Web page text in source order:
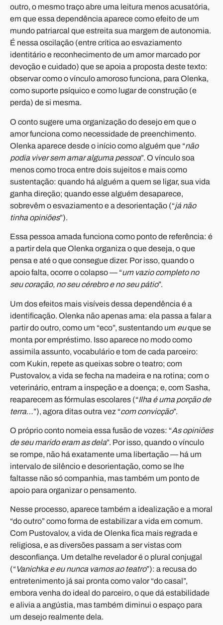
outro, o mesmo traço abre uma leitura menos acusatória,
em que essa dependência aparece como efeito de um
mundo patriarcal que estreita sua margem de autonomia.
É nessa oscilação (entre crítica ao esvaziamento
identitário e reconhecimento de um amor marcado por
devoção e cuidado) que se apoia a proposta deste texto:
observar como o vínculo amoroso funciona, para Olenka,
como suporte psíquico e como lugar de construção (e
perda) de si mesma.
O conto sugere uma organização do desejo em que o
amor funciona como necessidade de preenchimento.
Olenka aparece desde o início como alguém que “não
podia viver sem amar alguma pessoa”. O vínculo soa
menos como troca entre dois sujeitos e mais como
sustentação: quando há alguém a quem se ligar, sua vida
ganha direção; quando esse alguém desaparece,
sobrevêm o esvaziamento e a desorientação (“já não
tinha opiniões”).
Essa pessoa amada funciona como ponto de referência: é
a partir dela que Olenka organiza o que deseja, o que
pensa e até o que consegue dizer. Por isso, quando o
apoio falta, ocorre o colapso — “um vazio completo no
seu coração, no seu cérebro e no seu pátio”.
Um dos efeitos mais visíveis dessa dependência é a
identificação. Olenka não apenas ama: ela passa a falar a
partir do outro, como um “eco”, sustentando um euque se
monta por empréstimo. Isso aparece no modo como
assimila assunto, vocabulário e tom de cada parceiro:
com Kukin, repete as queixas sobre o teatro; com
Pustovalov, a vida se fecha na madeira e na rotina; com o
veterinário, entram a inspeção e a doença; e, com Sasha,
reaparecem as fórmulas escolares (“Ilha é uma porção de
terra…”), agora ditas outra vez “com convicção”.
O próprio conto nomeia essa fusão de vozes: “As opiniões
de seu marido eram as dela”. Por isso, quando o vínculo
se rompe, não há exatamente uma libertação — há um
intervalo de silêncio e desorientação, como se lhe
faltasse não só companhia, mas também um ponto de
apoio para organizar o pensamento.
Nesse processo, aparece também a idealização e a moral
“do outro” como forma de estabilizar a vida em comum.
Com Pustovalov, a vida de Olenka fica mais regrada e
religiosa, e as diversões passam a ser vistas com
desconfiança. Um detalhe revelador é o plural conjugal
(“Vanichka e eu nunca vamos ao teatro”): a recusa do
entretenimento já sai pronta como valor “do casal”,
embora venha do ideal do parceiro, o que dá estabilidade
e alivia a angústia, mas também diminui o espaço para
um desejo realmente dela.